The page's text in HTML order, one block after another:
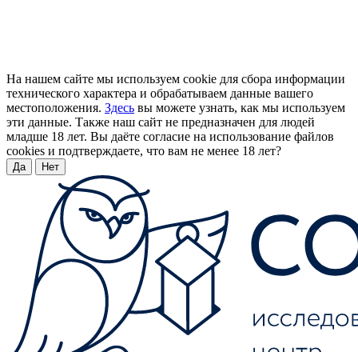
На нашем сайте мы используем cookie для сбора информации
технического характера и обрабатываем данные вашего
местоположения. Здесь вы можете узнать, как мы используем
эти данные. Также наш сайт не предназначен для людей
младше 18 лет. Вы даёте согласие на использование файлов
cookies и подтверждаете, что вам не менее 18 лет?
Да Нет